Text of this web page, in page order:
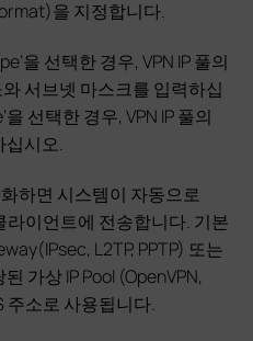
을 지정합니다.
을 선택한 경우, VPN IP 풀의
서브넷 마스크를 입력하십
선택한 경우, VPN IP 풀의
십시오.
하면 시스템이 자동으로
라이언트에 전송합니다. 기본
L2TP, PPTP) 또는
가상 IP Pool (OpenVPN,
주소로 사용됩니다.